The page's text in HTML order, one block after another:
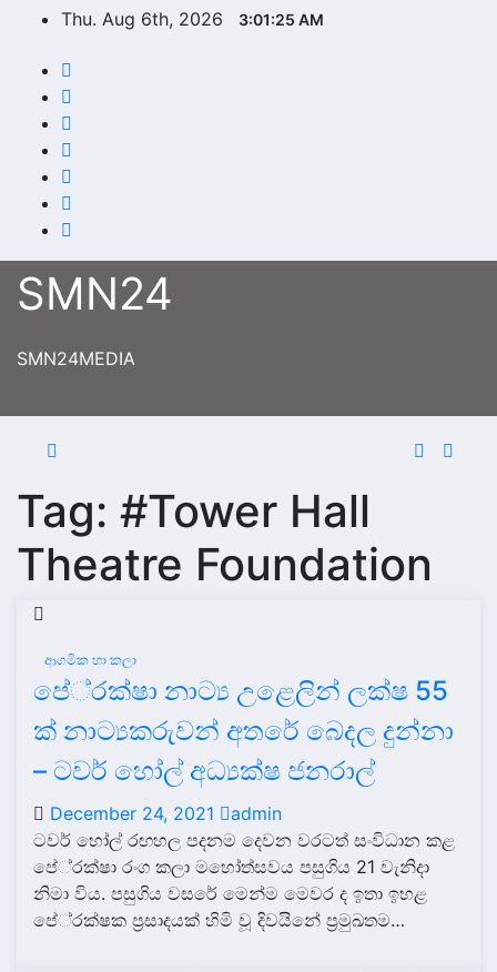
content
Thu. Aug 6th, 2026 3:01:25 AM
SMN24
SMN24MEDIA
Tag: #Tower Hall
Theatre Foundation
ආගමික හා කලා
පේ‍්‍රක්ෂා නාට්‍ය උළෙලින් ලක්ෂ 55
ක් නාට්‍යකරුවන් අතරේ බෙදල දුන්නා
– ටවර් හෝල් අධ්‍යක්ෂ ජනරාල්
December 24, 2021
admin
ටවර් හෝල් රඟහල පදනම දෙවන වරටත් සංවිධාන කළ
පේ‍්‍රක්ෂා රංග කලා මහෝත්සවය පසුගිය 21 වැනිදා
නිමා විය. පසුගිය වසරේ මෙන්ම මෙවර ද ඉතා ඉහළ
පේ‍්‍රක්ෂක ප‍්‍රසාදයක් හිමි වූ දිවයිනේ ප‍්‍රමුඛතම…